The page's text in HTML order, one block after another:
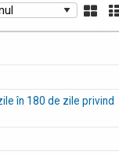
în 180 de zile privind